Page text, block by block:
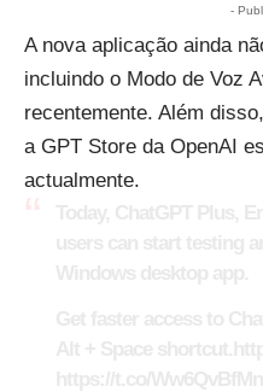
-
A nova aplicação ainda
incluindo o Modo de Voz
recentemente. Além
a GPT Store da OpenAI
actualmente.